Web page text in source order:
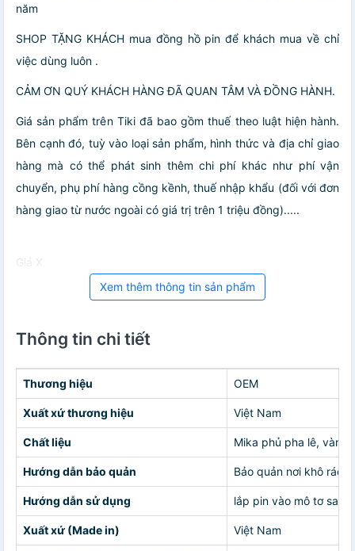
năm
SHOP TẶNG KHÁCH mua đồng hồ pin để khách mua về chỉ
việc dùng luôn .
CẢM ƠN QUÝ KHÁCH HÀNG ĐÃ QUAN TÂM VÀ ĐỒNG HÀNH.
Giá sản phẩm trên Tiki đã bao gồm thuế theo luật hiện hành.
Bên cạnh đó, tuỳ vào loại sản phẩm, hình thức và địa chỉ giao
hàng mà có thể phát sinh thêm chi phí khác như phí vận
chuyển, phụ phí hàng cồng kềnh, thuế nhập khẩu (đối với đơn
hàng giao từ nước ngoài có giá trị trên 1 triệu đồng).....
Giá X
Xem thêm thông tin sản phẩm
Thông tin chi tiết
Thương hiệu OEM
Xuất xứ thương hiệu Việt Nam
Chất liệu Mika phủ pha lê, vành
Hướng dẫn bảo quản Bảo quản nơi khô ráo,
Hướng dẫn sử dụng lắp pin vào mô tơ sau
Xuất xứ (Made in) Việt Nam